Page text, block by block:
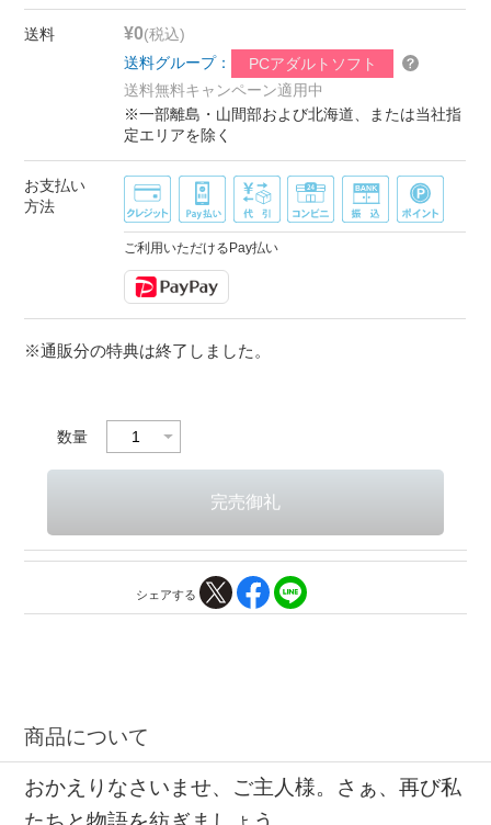
送料 ¥0(税込)
送料グループ：
PCアダルトソフト
送料無料キャンペーン適用中
※一部離島・山間部および北海道、または当社指
定エリアを除く
お支払い
方法
ご利用いただけるPay払い
※通販分の特典は終了しました。
数量
シェアする
商品について
おかえりなさいませ、ご主人様。さぁ、再び私